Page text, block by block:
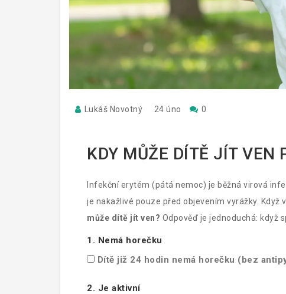
Lukáš Novotný 24 úno 0
KDY MŮŽE DÍTĚ JÍT VEN
Infekční erytém (pátá nemoc) je běžná virová
je nakažlivé pouze před objevením vyrážky. Když
může dítě jít ven? Odpověď je jednoduchá: když
1. Nemá horečku
Dítě již 24 hodin nemá horečku (bez
2. Je aktivní